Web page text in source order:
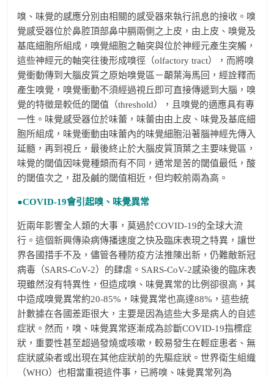
嗅、味覺的感應分別由相關的感受器來執行訊息的接收。嗅
覺感受器位於鼻腔頂部鼻中膈兩側之上皮，由上皮、嗅覺及
基底細胞所組成，嗅覺細胞之軸突與位於神經元產生突觸，
這些神經元的軸突往後形成嗅徑（olfactory tract），而將嗅
覺衝動傳到大腦皮質之原始嗅覺區－顳葉海馬回，經詮釋而
產生嗅覺，嗅覺衝動不須經過視丘即可直接傳遞到大腦，嗅
覺的特徵是較低的閾值（threshold），且嗅覺的適應具有專
一性。味覺感受器位於味蕾，味蕾由由上皮、味覺及基底細
胞所組成，味覺衝動由味蕾內的味覺細胞沿著腦神經先傳入
延髓，再到視丘，最後終止於大腦皮質頂葉之主要味覺區，
味覺的閾值因味覺種類而有不同，通常是苦的閾值最低，酸
的閾值次之，甜及鹹的閾值相近，但均較前兩為高。
●COVID-19會引起嗅、味覺異常
近兩年影響全人類的大事，莫過於COVID-19的全球大流
行。這個新興傳染病傳播速度之快及臨床表現之特異，讓世
界各國措手不及，儘管各種防疫方法推陳出新，仍難敵新冠
病毒（SARS-CoV-2）的肆虐。SARS-CoV-2感染後的臨床表
現雖然沒有特異性，但造成嗅、味覺異常的比例卻很高，其
中造成嗅覺異常約20-85%，味覺異常也高達88%，這些統
計數據在各國差距很大，主要是因為這些大多是病人的自述
症狀。然而，嗅、味覺異常逐漸成為診斷COVID-19指標症
狀，重要性甚至超過發燒或咳嗽，較易發生在輕症患者、無
症狀感染者或出現在其他症狀前的先驅症狀。世界衛生組織
（WHO）也相當重視這件事，已將嗅、味覺異常列為